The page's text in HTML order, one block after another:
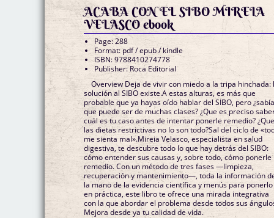
ACABA CON EL SIBO MIREIA
VELASCO ebook
Page: 288
Format: pdf / epub / kindle
ISBN: 9788410274778
Publisher: Roca Editorial
Overview Deja de vivir con miedo a la tripa hinchada:
solución al SIBO existe.A estas alturas, es más que
probable que ya hayas oído hablar del SIBO, pero
que puede ser de muchas clases? ¿Que es preciso
cuál es tu caso antes de intentar ponerle remedio?
las dietas restrictivas no lo son todo?Sal del ciclo de
me sienta mal».Mireia Velasco, especialista en salud
digestiva, te descubre todo lo que hay detrás del SIBO:
cómo entender sus causas y, sobre todo, cómo ponerle
remedio. Con un método de tres fases —limpieza,
recuperación y mantenimiento—, toda la información
la mano de la evidencia científica y menús para ponerlo
en práctica, este libro te ofrece una mirada integrativa
con la que abordar el problema desde todos sus
Mejora desde ya tu calidad de vida.